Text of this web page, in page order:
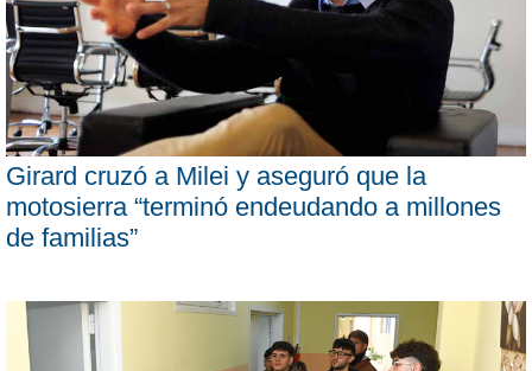
Girard cruzó a Milei y aseguró que la
motosierra “terminó endeudando a millones
de familias”